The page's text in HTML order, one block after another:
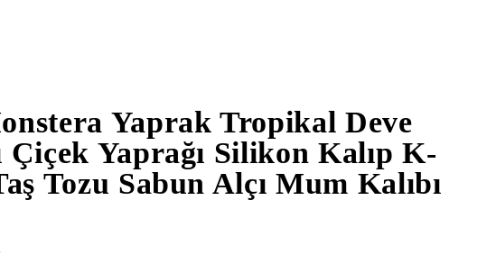
Yaprak Tropikal Deve
Çiçek Yaprağı Silikon Kalıp K-
Tozu Sabun Alçı Mum Kalıbı